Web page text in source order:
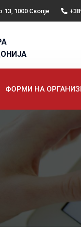
1000 Скопје
ФОРМИ НА